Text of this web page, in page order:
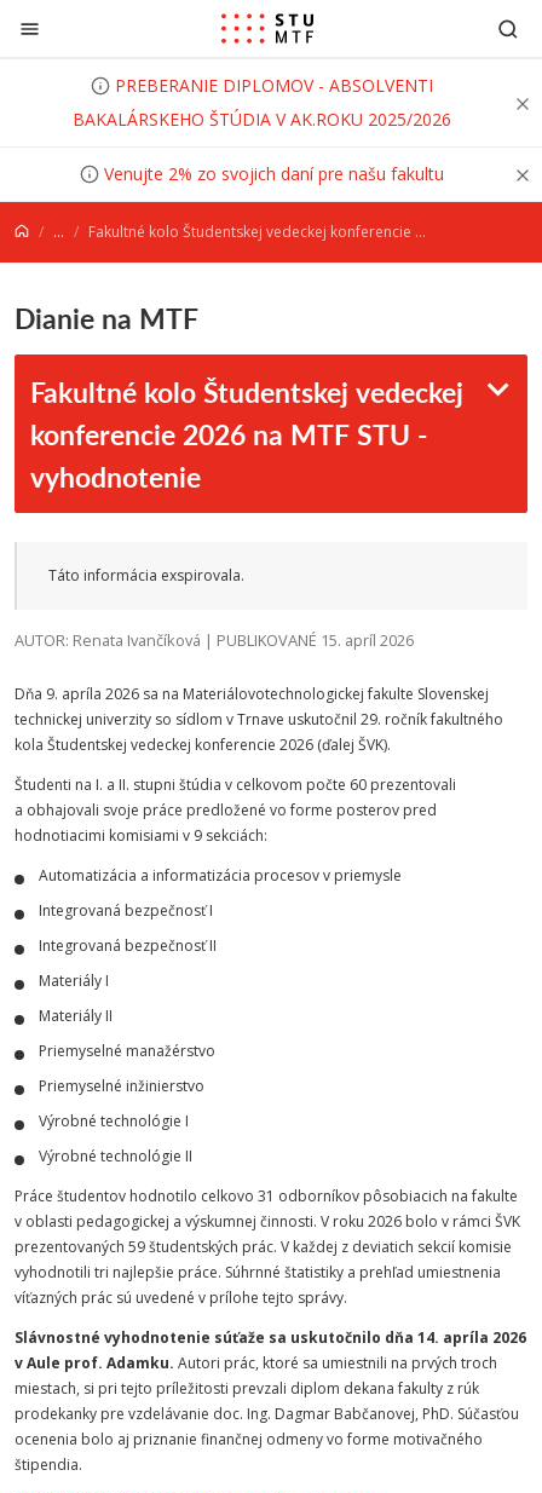
Prejsť na obsah
PREBERANIE DIPLOMOV - ABSOLVENTI
BAKALÁRSKEHO ŠTÚDIA V AK.ROKU 2025/2026
Venujte 2% zo svojich daní pre našu fakultu
... Fakultné kolo Študentskej vedeckej konferencie 2026 na MTF STU - vyhodnotenie
Dianie na MTF
Fakultné kolo Študentskej vedeckej
konferencie 2026 na MTF STU -
vyhodnotenie
Táto informácia exspirovala.
AUTOR: Renata Ivančíková | PUBLIKOVANÉ 15. apríl 2026
Dňa 9. apríla 2026 sa na Materiálovotechnologickej fakulte Slovenskej
technickej univerzity so sídlom v Trnave uskutočnil 29. ročník fakultného
kola Študentskej vedeckej konferencie 2026 (ďalej ŠVK).
Študenti na I. a II. stupni štúdia v celkovom počte 60 prezentovali
a obhajovali svoje práce predložené vo forme posterov pred
hodnotiacimi komisiami v 9 sekciách:
Automatizácia a informatizácia procesov v priemysle
Integrovaná bezpečnosť I
Integrovaná bezpečnosť II
Materiály I
Materiály II
Priemyselné manažérstvo
Priemyselné inžinierstvo
Výrobné technológie I
Výrobné technológie II
Práce študentov hodnotilo celkovo 31 odborníkov pôsobiacich na fakulte
v oblasti pedagogickej a výskumnej činnosti. V roku 2026 bolo v rámci ŠVK
prezentovaných 59 študentských prác. V každej z deviatich sekcií komisie
vyhodnotili tri najlepšie práce. Súhrnné štatistiky a prehľad umiestnenia
víťazných prác sú uvedené v prílohe tejto správy.
Slávnostné vyhodnotenie súťaže sa uskutočnilo dňa 14. apríla 2026
v Aule prof. Adamku. Autori prác, ktoré sa umiestnili na prvých troch
miestach, si pri tejto príležitosti prevzali diplom dekana fakulty z rúk
prodekanky pre vzdelávanie doc. Ing. Dagmar Babčanovej, PhD. Súčasťou
ocenenia bolo aj priznanie finančnej odmeny vo forme motivačného
štipendia.